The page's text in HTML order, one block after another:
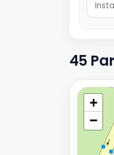
45
+
−